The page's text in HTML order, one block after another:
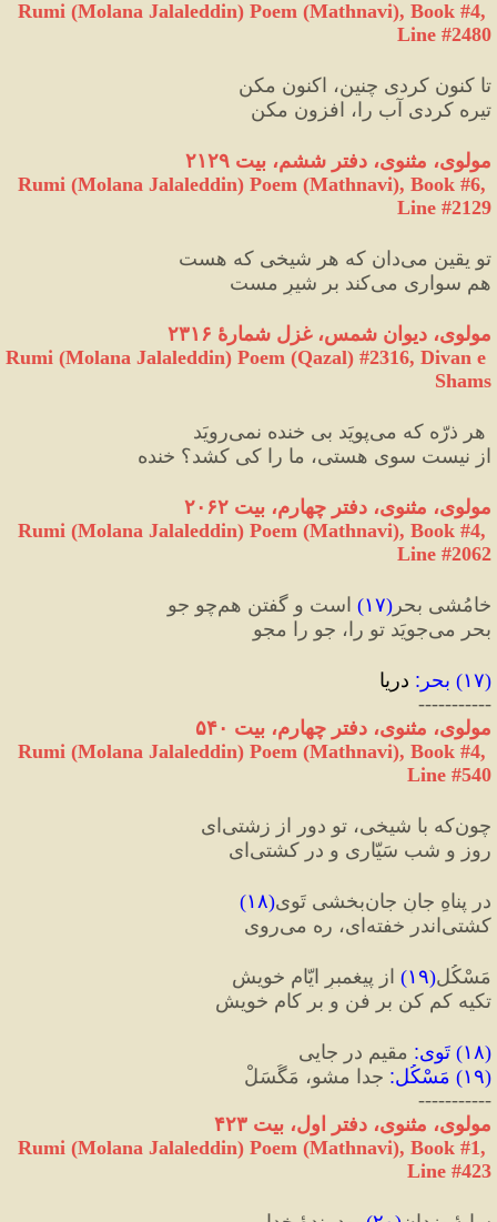
Rumi (Molana Jalaleddin) Poem (Mathnavi), Book #4,
Line #2480
تا کنون کردی چنین، اکنون مکن
تیره کردی آب را، افزون مکن
مولوی، مثنوی، دفتر ششم، بیت ۲۱۲۹
Rumi (Molana Jalaleddin) Poem (Mathnavi), Book #6,
Line #2129
تو یقین می‌دان که هر شیخی که هست
هم سواری می‌کند بر شیرِ مست
مولوی، دیوان شمس، غزل شمارۀ ۲۳۱۶
Rumi (Molana Jalaleddin) Poem (Qazal) #2316, Divan e
Shams
هر ذرّه که می‌پویَد بی خنده نمی‌رویَد
از نیست سوی هستی، ما را کی کشد؟ خنده
مولوی، مثنوی، دفتر چهارم، بیت ٢٠۶٢
Rumi (Molana Jalaleddin) Poem (Mathnavi), Book #4,
Line #2062
خامُشی بحر (۱۷) است و گفتن هم‌چو جو
بحر می‌جویَد تو را، جو را مجو
(۱۷) بحر : دریا
-----------
مولوی، مثنوی، دفتر چهارم، بیت ۵۴۰
Rumi (Molana Jalaleddin) Poem (Mathnavi), Book #4,
Line #540
چون‌که با شیخی، تو دور از زشتی‌ای
روز و شب سَیّاری و در کشتی‌ای
در پناهِ جانِ جان‌بخشی تَوی (۱۸)
کشتی‌اندر خفته‌ای، ره می‌روی
مَسْکُل(۱۹) از پیغمبرِ ایّامِ خویش
تکیه کم کن بر فن و بر کامِ خویش
(۱۸) تَوی: مقیم در جایی
(۱۹) مَسْکُل: جدا مشو، مَگُسَلْ
-----------
مولوی، مثنوی، دفتر اول، بیت ۴٢٣
Rumi (Molana Jalaleddin) Poem (Mathnavi), Book #1,
Line #423